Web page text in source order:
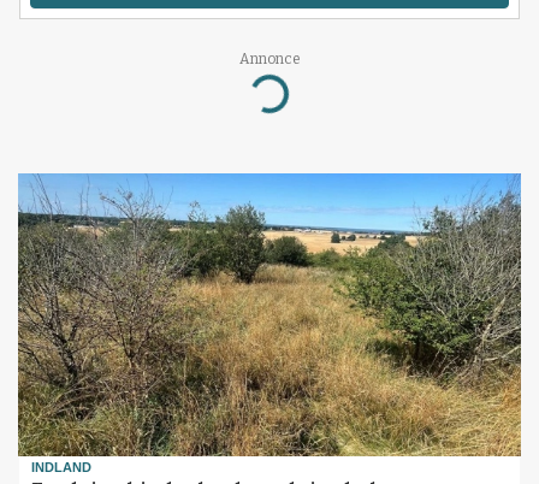
Annonce
Loading...
INDLAND